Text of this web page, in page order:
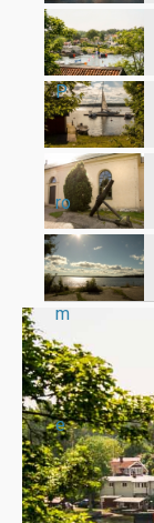
P
ro
m
e